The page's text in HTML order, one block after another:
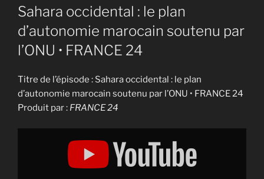
LE
Sahara occidental : le plan
d’autonomie marocain soutenu par
l’ONU • FRANCE 24
Titre de l’épisode : Sahara occidental : le plan
d’autonomie marocain soutenu par l’ONU • FRANCE 24
Produit par : FRANCE 24
Display